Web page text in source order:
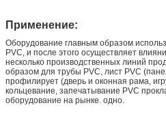
Применение:
Оборудование главным образом
PVC, и после этого осуществляет
несколько производственных линий
образом для трубы PVC, лист PVC
профилирует (дверь и оконная рама,
кольцевание, запечатывание PVC
оборудование на рынке. одно.